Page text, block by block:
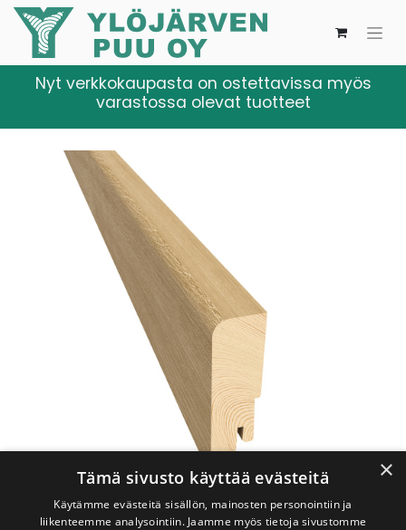
Nyt verkkokaupasta on ostettavissa myös
varastossa olevat tuotteet
×
Tämä sivusto käyttää evästeitä
Käytämme evästeitä sisällön, mainosten personointiin ja
liikenteemme analysointiin. Jaamme myös tietoja sivustomme